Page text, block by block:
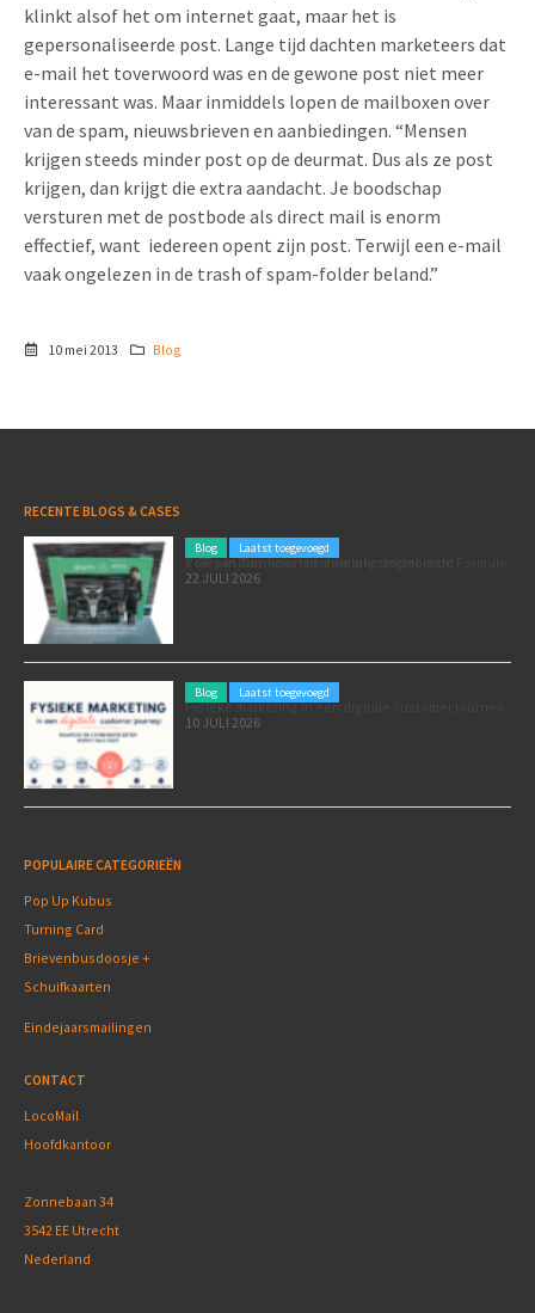
klinkt alsof het om internet gaat, maar het is
gepersonaliseerde post. Lange tijd dachten marketeers dat
e-mail het toverwoord was en de gewone post niet meer
interessant was. Maar inmiddels lopen de mailboxen over
van de spam, nieuwsbrieven en aanbiedingen. “Mensen
krijgen steeds minder post op de deurmat. Dus als ze post
krijgen, dan krijgt die extra aandacht. Je boodschap
versturen met de postbode als direct mail is enorm
effectief, want iedereen opent zijn post. Terwijl een e-mail
vaak ongelezen in de trash of spam-folder beland.”
10 mei 2013 Blog
RECENTE BLOGS & CASES
Blog Laatst toegevoegd
Poleposition voor je marketing: zó zet je de Formule 1 GP van Zandvoort in als marketingmoment
22 JULI 2026
Blog Laatst toegevoegd
Fysieke marketing in een digitale customer journey
10 JULI 2026
POPULAIRE CATEGORIEËN
Pop Up Kubus
Turning Card
Brievenbusdoosje +
Schuifkaarten
Eindejaarsmailingen
CONTACT
LocoMail
Hoofdkantoor
Zonnebaan 34
3542 EE Utrecht
Nederland